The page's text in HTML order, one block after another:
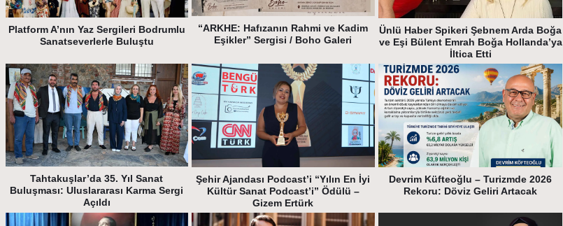
Platform A’nın Yaz Sergileri Bodrumlu
Sanatseverlerle Buluştu
“ARKHE: Hafızanın Rahmi ve Kadim
Eşikler” Sergisi / Boho Galeri
Ünlü Haber Spikeri Şebnem Arda Boğa
ve Eşi Bülent Emrah Boğa Hollanda’ya
İltica Etti
Tahtakuşlar’da 35. Yıl Sanat
Buluşması: Uluslararası Karma Sergi
Açıldı
Şehir Ajandası Podcast’i “Yılın En İyi
Kültür Sanat Podcast’i” Ödülü –
Gizem Ertürk
Devrim Küfteoğlu – Turizmde 2026
Rekoru: Döviz Geliri Artacak